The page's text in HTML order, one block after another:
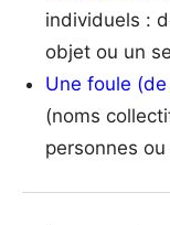
individuels :
objet ou un
Une foule
(noms
personnes ou